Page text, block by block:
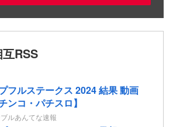
RSS
フルステークス 2024 結果 動画
ンコ・パチスロ】
ルあんてな速報